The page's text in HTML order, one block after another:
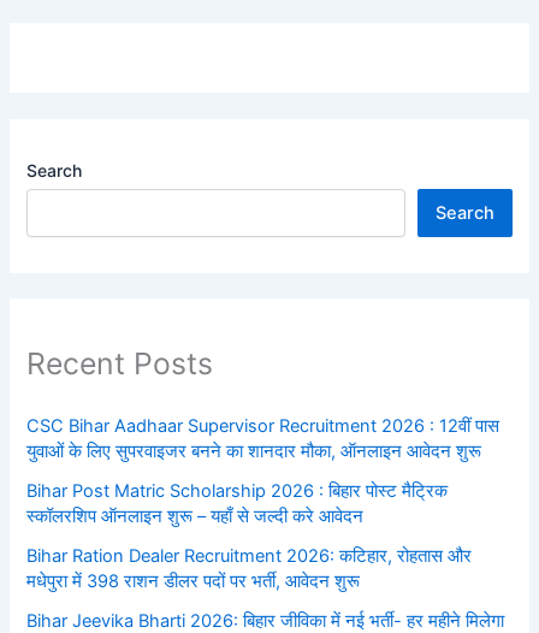
Search
Search
Recent Posts
CSC Bihar Aadhaar Supervisor Recruitment 2026 : 12वीं पास
युवाओं के लिए सुपरवाइजर बनने का शानदार मौका, ऑनलाइन आवेदन शुरू
Bihar Post Matric Scholarship 2026 : बिहार पोस्ट मैट्रिक
स्कॉलरशिप ऑनलाइन शुरू – यहाँ से जल्दी करे आवेदन
Bihar Ration Dealer Recruitment 2026: कटिहार, रोहतास और
मधेपुरा में 398 राशन डीलर पदों पर भर्ती, आवेदन शुरू
Bihar Jeevika Bharti 2026: बिहार जीविका में नई भर्ती- हर महीने मिलेगा